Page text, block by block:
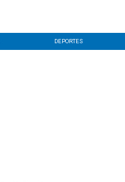
DEPORTES